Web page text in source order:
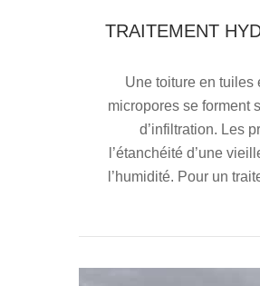
TRAITEMENT
Une toiture en tuiles
micropores se forment
d’infiltration. Les
l’étanchéité d’une
l’humidité. Pour un